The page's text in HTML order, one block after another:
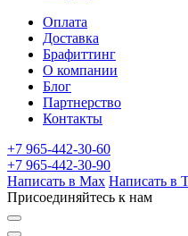
Оплата
Доставка
Брафиттинг
О компании
Блог
Партнерство
Контакты
+7 965-442-30-60
+7 965-442-30-90
Написать в Max Написать в
Присоединяйтесь к нам